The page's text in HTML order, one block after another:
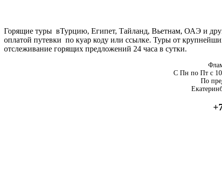
Горящие туры вТурцию, Египет, Тайланд, Вьетнам, ОАЭ и
оплатой путевки по куар коду или ссылке. Туры от
отслеживание горящих предложений 24 часа в сутки.
С Пн по Пт с
По